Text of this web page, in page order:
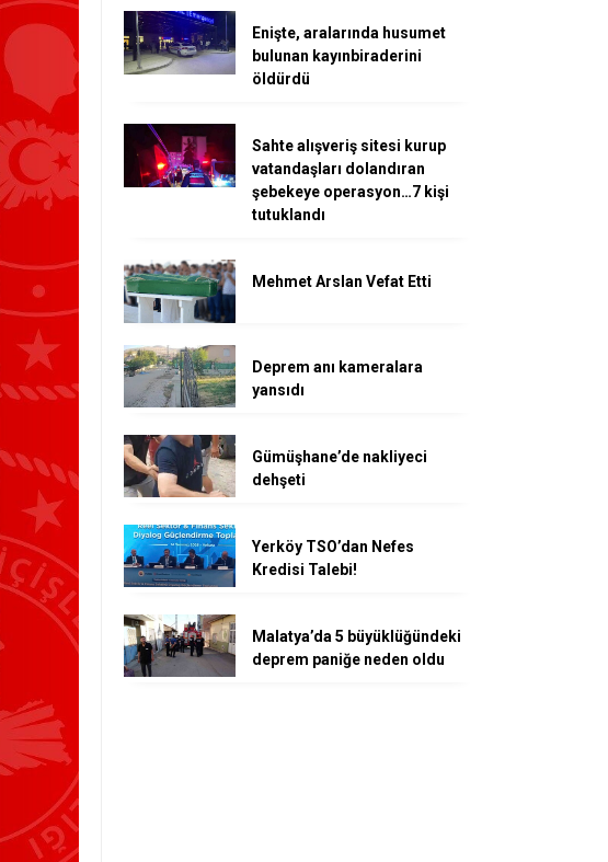
Enişte, aralarında husumet
bulunan kayınbiraderini
öldürdü
Sahte alışveriş sitesi kurup
vatandaşları dolandıran
şebekeye operasyon…7 kişi
tutuklandı
Mehmet Arslan Vefat Etti
Deprem anı kameralara
yansıdı
Gümüşhane’de nakliyeci
dehşeti
Yerköy TSO’dan Nefes
Kredisi Talebi!
Malatya’da 5 büyüklüğündeki
deprem paniğe neden oldu